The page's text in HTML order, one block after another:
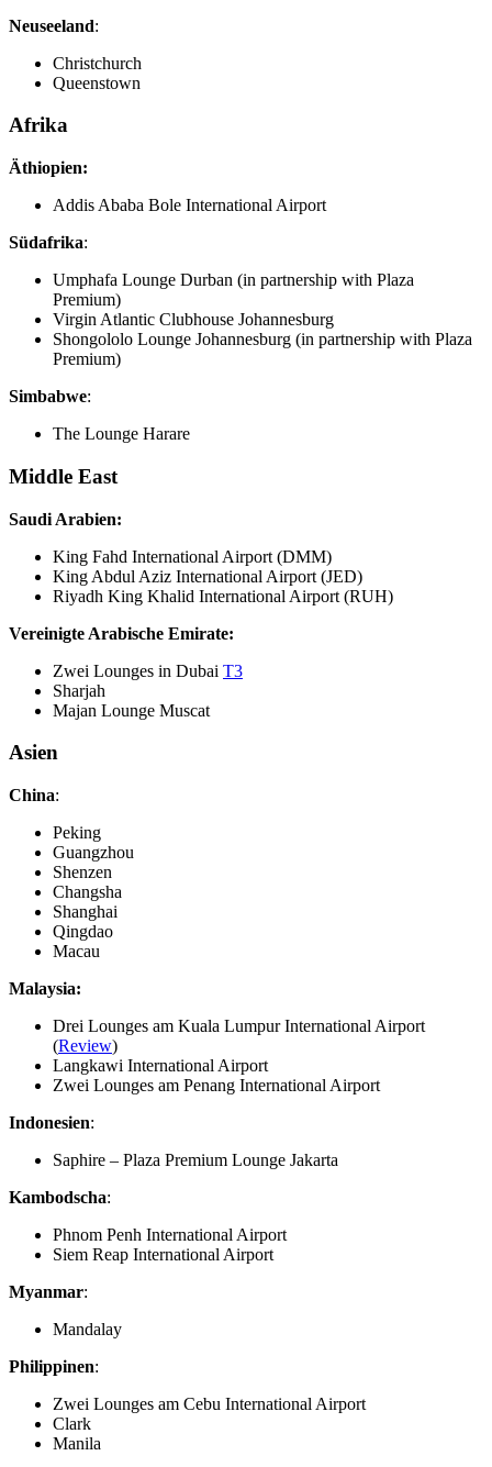
Neuseeland:
Christchurch
Queenstown
Afrika
Äthiopien:
Addis Ababa Bole International Airport
Südafrika:
Umphafa Lounge Durban (in partnership with Plaza
Premium)
Virgin Atlantic Clubhouse Johannesburg
Shongololo Lounge Johannesburg (in partnership with Plaza
Premium)
Simbabwe:
The Lounge Harare
Middle East
Saudi Arabien:
King Fahd International Airport (DMM)
King Abdul Aziz International Airport (JED)
Riyadh King Khalid International Airport (RUH)
Vereinigte Arabische Emirate:
Zwei Lounges in Dubai T3
Sharjah
Majan Lounge Muscat
Asien
China:
Peking
Guangzhou
Shenzen
Changsha
Shanghai
Qingdao
Macau
Malaysia:
Drei Lounges am Kuala Lumpur International Airport
(Review)
Langkawi International Airport
Zwei Lounges am Penang International Airport
Indonesien:
Saphire – Plaza Premium Lounge Jakarta
Kambodscha:
Phnom Penh International Airport
Siem Reap International Airport
Myanmar:
Mandalay
Philippinen:
Zwei Lounges am Cebu International Airport
Clark
Manila